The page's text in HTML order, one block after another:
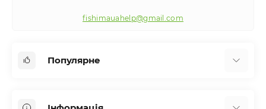
fishimauahelp@gmail.com
Популярне